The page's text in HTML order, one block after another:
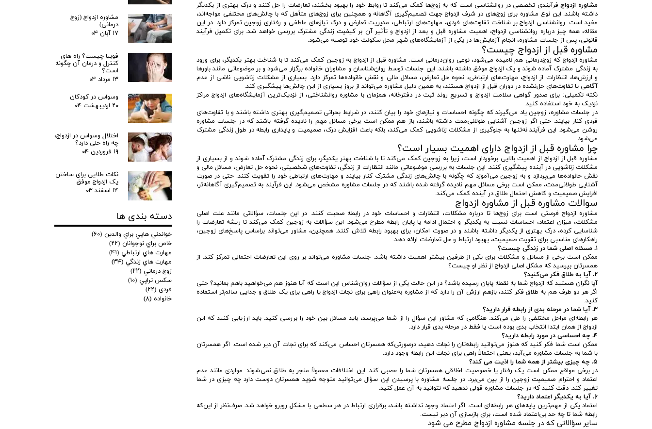
مشاوره ازدواجفرآیندی تخصصی در روانشناسی است که به زوج‌ها کمک می‌کند تا روابط خود را بهبود بخشند، تعارضات را حل کنند و درک بهتری از یکدیگر
داشته باشند. این نوع مشاوره برای زوج‌های در شرف ازدواج جهت تصمیم‌گیری آگاهانه و همچنین برای زوج‌های متأهل که با چالش‌های مختلفی مواجه‌اند،
مفید است. روانشناسی ازدواج بر شناخت تفاوت‌های فردی، مهارت‌های ارتباطی، مدیریت تعارض و درک نیازهای عاطفی و رفتاری زوجین تمرکز دارد. در این
مقاله، همه چیز درباره روانشناسی ازدواج، اهمیت مشاوره قبل و بعد از ازدواج و تأثیر آن بر کیفیت زندگی مشترک بررسی خواهد شد. برای تکمیل فرآیند
قانونی، پس از جلسات مشاوره، انجام آزمایش‌ها در یکی از آزمایشگاه‌های شهر محل سکونت خود توصیه می‌شود.
مشاوره قبل از ازدواج چیست؟
مشاوره ازدواج که زوج‌درمانی هم نامیده می‌شود، نوعی روان‌درمانی است. مشاوره قبل از ازدواج به زوجین کمک می‌کند تا با شناخت بهتر یکدیگر، برای ورود
به زندگی مشترک آماده شوند و یک ازدواج موفق داشته باشند. این جلسات توسط روان‌شناسان و مشاوران خانواده برگزار می‌شود و بر موضوعاتی مانند باورها
و ارزش‌ها، انتظارات از ازدواج، مهارت‌های ارتباطی، نحوه حل تعارض، مسائل مالی و نقش خانواده‌ها تمرکز دارد. بسیاری از مشکلات زناشویی ناشی از عدم
آگاهی یا تفاوت‌های حل‌نشده در دوران قبل از ازدواج هستند، به همین دلیل مشاوره می‌تواند از بروز بسیاری از این چالش‌ها پیشگیری کند.
نکته تکمیلی: برای صدور گواهی سلامت ازدواج و تسریع روند ثبت در دفترخانه، همزمان با مشاوره روانشناختی، از نزدیک‌ترین آزمایشگاه‌های ازدواج مراکز
نزدیک به خود استفاده کنید.
در جلسات مشاوره، زوجین یاد می‌گیرند که چگونه احساسات و نیازهای خود را بیان کنند، در شرایط بحرانی تصمیم‌گیری بهتری داشته باشند و با تفاوت‌های
فردی کنار بیایند. حتی اگر زوجین آشنایی طولانی‌مدت داشته باشند، باز هم ممکن است برخی مسائل مهم را نادیده گرفته باشند که در جلسات مشاوره
روشن می‌شود. این فرآیند نه‌تنها به جلوگیری از مشکلات زناشویی کمک می‌کند، بلکه باعث افزایش درک، صمیمیت و پایداری رابطه در طول زندگی مشترک
می‌شود.
چرا مشاوره قبل از ازدواج دارای اهمیت بسیار است؟
مشاوره قبل از ازدواج از اهمیت بالایی برخوردار است، زیرا به زوجین کمک می‌کند تا با شناخت بهتر یکدیگر، برای زندگی مشترک آماده شوند و از بسیاری از
مشکلات زناشویی در آینده پیشگیری کنند. این جلسات به بررسی موضوعاتی مانند انتظارات از زندگی، تفاوت‌های شخصیتی، نحوه حل تعارض، مسائل مالی و
نقش خانواده‌ها می‌پردازد و به زوجین می‌آموزد که چگونه با چالش‌های زندگی مشترک کنار بیایند و مهارت‌های ارتباطی خود را تقویت کنند. حتی در صورت
آشنایی طولانی‌مدت، ممکن است برخی مسائل مهم نادیده گرفته شده باشند که در جلسات مشاوره مشخص می‌شود. این فرآیند به تصمیم‌گیری آگاهانه‌تر،
افزایش صمیمیت و کاهش احتمال طلاق در آینده کمک می‌کند.
سوالات مشاوره قبل از مشاوره ازدواج
مشاوره ازدواج فرصتی است برای زوج‌ها تا درباره مشکلات، انتظارات و احساسات خود در رابطه صحبت کنند. در این جلسات، سؤالاتی مانند علت اصلی
مشکلات، میزان اعتماد، احساسات نسبت به یکدیگر و احتمال ادامه یا پایان رابطه مطرح می‌شود. این سؤالات به زوجین کمک می‌کند تا ریشه تعارضات را
شناسایی کرده، درک بهتری از یکدیگر داشته باشند و در صورت امکان، برای بهبود رابطه تلاش کنند. همچنین، مشاور می‌تواند براساس پاسخ‌های زوجین،
راهکارهای مناسبی برای تقویت صمیمیت، بهبود ارتباط و حل تعارضات ارائه دهد.
۱. مسئله اصلی شما در زندگی چیست؟
ممکن است برخی از مسائل و مشکلات برای یکی از طرفین بیشتر اهمیت داشته باشد. جلسات مشاوره می‌تواند بر روی این تعارضات احتمالی تمرکز کند. از
همسرتان بپرسید که مشکل اصلی ازدواج از نظر او چیست؟
۲. آیا به طلاق فکر می‌کنید؟
آیا نگران هستید که ازدواج شما به نقطه پایان رسیده باشد؟ در این حالت یکی از سؤالات روان‌شناس این است که آیا هنوز هم می‌خواهید باهم بمانید؟ حتی
اگر هر دو طرف هم به طلاق فکر کنند، بازهم ارزش آن را دارد که از مشاوره به‌عنوان راهی برای نجات ازدواج یا راهی برای یک طلاق و جدایی سالم‌تر استفاده
کنید.
۳. آیا شما در مرحله بدی از رابطه قرار دارید؟
هر رابطه‌ای مراحل مختلفی را طی می‌کند. هنگامی که مشاور این سؤال را از شما می‌پرسد، باید مسائل بین خود را بررسی کنید. باید ارزیابی کنید که این
ازدواج از همان ابتدا انتخاب بدی بوده است یا فقط در مرحله بدی قرار دارد.
۴. چه احساسی در مورد رابطه دارید؟
ممکن است شما فکر کنید که هنوز می‌توانید رابطه‌تان را نجات دهید، در‌صورتی‌که همسرتان احساس می‌کند که برای نجات آن دیر شده است. اگر همسرتان
با شما به جلسات مشاوره می‌آید، یعنی احتمالاً راهی برای نجات این رابطه وجود دارد.
۵. چه چیزی بیشتر از همه شما را اذیت می‌ کند؟
در برخی مواقع ممکن است یک رفتار یا خصوصیت اخلاقی همسرتان شما را عصبی کند. این اختلافات معمولاً منجر به طلاق نمی‌شوند. مواردی مانند عدم
اعتماد و احترام صمیمیت زوجین را از بین می‌برد. در جلسه مشاوره با پرسیدن این سؤال می‌توانید متوجه شوید همسرتان دوست دارد چه چیزی در شما
تغییر کند. دقت کنید که در جلسات مشاوره قولی ندهید که نتوانید به آن عمل کنید.
۶. آیا به یکدیگر اعتماد دارید؟
اعتماد یکی از مهم‌ترین پایه‌های هر رابطه‌ای است. اگر اعتماد وجود نداشته باشد، برقراری ارتباط در هر سطحی با مشکل روبرو خواهد شد. صرف‌نظر از این‌که
رابطه شما تا چه حد بی‌اعتماد شده است، برای بازسازی آن دیر نیست.
سایر سؤالاتی که در جلسه مشاوره ازدواج مطرح می‌ شود
مشاوره ازدواج (زوج
درمانی)
۱۷ آبان ۰۴
فوبیا چیست؟ راه های
کنترل و درمان آن چگونه
است؟
۱۳ مرداد ۰۴
وسواس در کودکان
۲۰ اردیبهشت ۰۴
اختلال وسواس در ازدواج،
چه راه حلی دارد؟
۱۹ فروردین ۰۴
نکات طلایی برای ساختن
یک ازدواج موفق
۱۴ اسفند ۰۳
دسته بندی ها
خواندني هايي براي والدين (۶۰)
خاص براي نوجوانان (۲۲)
مهارت هاي ارتباطي (۴۱)
مهارت هاي زندگي (۳۴)
زوج درماني (۲۲)
سكس تراپي (۱۰)
فردی (۲۲)
خانواده (۸)